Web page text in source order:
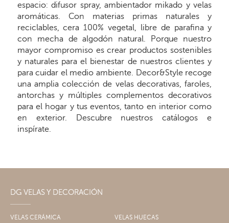
espacio: difusor spray, ambientador mikado y velas
aromáticas. Con materias primas naturales y
reciclables, cera 100% vegetal, libre de parafina y
con mecha de algodón natural. Porque nuestro
mayor compromiso es crear productos sostenibles
y naturales para el bienestar de nuestros clientes y
para cuidar el medio ambiente. Decor&Style recoge
una amplia colección de velas decorativas, faroles,
antorchas y múltiples complementos decorativos
para el hogar y tus eventos, tanto en interior como
en exterior. Descubre nuestros catálogos e
inspírate.
DG VELAS Y DECORACIÓN
VELAS CERÁMICA
VELAS HUECAS